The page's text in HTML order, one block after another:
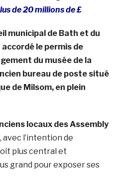
de 20 millions de £
municipal de Bath et du
le permis de
du musée de la
bureau de poste situé
de Milsom, en plein
locaux des Assembly
, avec l’intention de
plus central et
grand pour exposer ses